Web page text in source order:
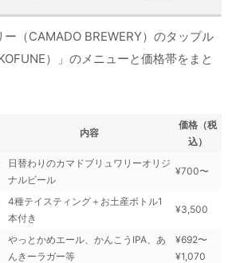
ー（CAMADO BREWERY）のタップル
）」のメニューと価格帯をまと
内容
価格（税
込）
日替わりのカマドブリュワリーオリジ
ナルビール
¥700〜
4種テイスティング＋お土産ボトル1
本付き
¥3,500
やっとかめエール、かんこうIPA、あ
んきーラガー等
¥692〜
¥1,070